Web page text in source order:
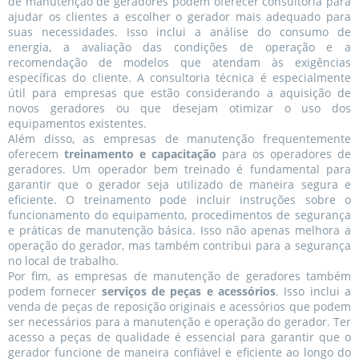
ajudar os clientes a escolher o gerador mais adequado para
suas necessidades. Isso inclui a análise do consumo de
energia, a avaliação das condições de operação e a
recomendação de modelos que atendam às exigências
específicas do cliente. A consultoria técnica é especialmente
útil para empresas que estão considerando a aquisição de
novos geradores ou que desejam otimizar o uso dos
equipamentos existentes.
Além disso, as empresas de manutenção frequentemente
oferecem treinamento e capacitação para os operadores de
geradores. Um operador bem treinado é fundamental para
garantir que o gerador seja utilizado de maneira segura e
eficiente. O treinamento pode incluir instruções sobre o
funcionamento do equipamento, procedimentos de segurança
e práticas de manutenção básica. Isso não apenas melhora a
operação do gerador, mas também contribui para a segurança
no local de trabalho.
Por fim, as empresas de manutenção de geradores também
podem fornecer serviços de peças e acessórios. Isso inclui a
venda de peças de reposição originais e acessórios que podem
ser necessários para a manutenção e operação do gerador. Ter
acesso a peças de qualidade é essencial para garantir que o
gerador funcione de maneira confiável e eficiente ao longo do